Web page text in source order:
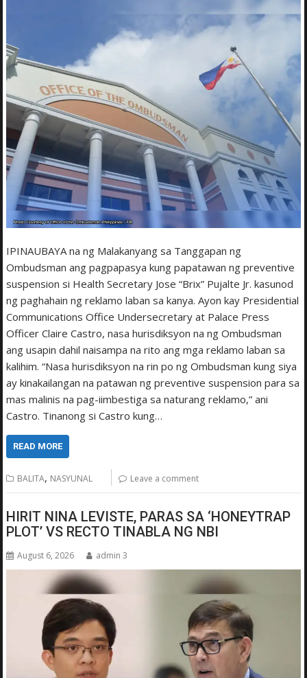
IPINAUBAYA na ng Malakanyang sa Tanggapan ng
Ombudsman ang pagpapasya kung papatawan ng preventive
suspension si Health Secretary Jose “Brix” Pujalte Jr. kasunod
ng paghahain ng reklamo laban sa kanya. Ayon kay Presidential
Communications Office Undersecretary at Palace Press
Officer Claire Castro, nasa hurisdiksyon na ng Ombudsman
ang usapin dahil naisampa na rito ang mga reklamo laban sa
kalihim. “Nasa hurisdiksyon na rin po ng Ombudsman kung siya
ay kinakailangan na patawan ng preventive suspension para sa
mas malinis na pag-iimbestiga sa naturang reklamo,” ani
Castro. Tinanong si Castro kung…
READ MORE
BALITA, NASYUNAL Leave a comment
HIRIT NINA LEVISTE, PARAS SA ‘HONEYTRAP
PLOT’ VS RECTO TINABLA NG NBI
August 6, 2026 admin 3